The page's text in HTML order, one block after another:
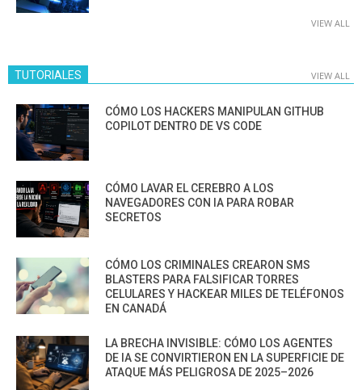
VIEW ALL
TUTORIALES VIEW ALL
CÓMO LOS HACKERS MANIPULAN GITHUB
COPILOT DENTRO DE VS CODE
CÓMO LAVAR EL CEREBRO A LOS
NAVEGADORES CON IA PARA ROBAR
SECRETOS
CÓMO LOS CRIMINALES CREARON SMS
BLASTERS PARA FALSIFICAR TORRES
CELULARES Y HACKEAR MILES DE TELÉFONOS
EN CANADÁ
LA BRECHA INVISIBLE: CÓMO LOS AGENTES
DE IA SE CONVIRTIERON EN LA SUPERFICIE DE
ATAQUE MÁS PELIGROSA DE 2025–2026